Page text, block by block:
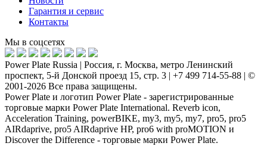
Гарантия и сервис
Контакты
Мы в соцсетях
Power Plate Russia | Россия, г. Москва, метро Ленинский
проспект, 5-й Донской проезд 15, стр. 3 | +7 499 714-55-88 | ©
2001-2026 Все права защищены.
Power Plate и логотип Power Plate - зарегистрированные
торговые марки Power Plate International. Reverb icon,
Acceleration Training, powerBIKE, my3, my5, my7, pro5, pro5
AIRdaprive, pro5 AIRdaprive HP, pro6 with proMOTION и
Discover the Difference - торговые марки Power Plate.